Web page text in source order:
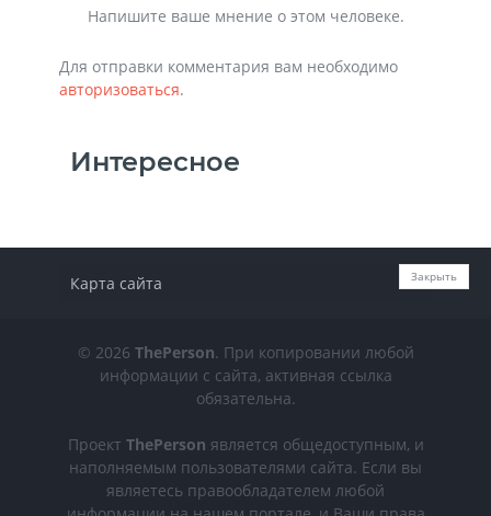
Напишите ваше мнение о этом человеке.
Для отправки комментария вам необходимо
авторизоваться.
Интересное
Карта сайта
© 2026 ThePerson. При копировании любой
информации с сайта, активная ссылка
обязательна.
Проект ThePerson является общедоступным, и
наполняемым пользователями сайта. Если вы
являетесь правообладателем любой
Закрыть